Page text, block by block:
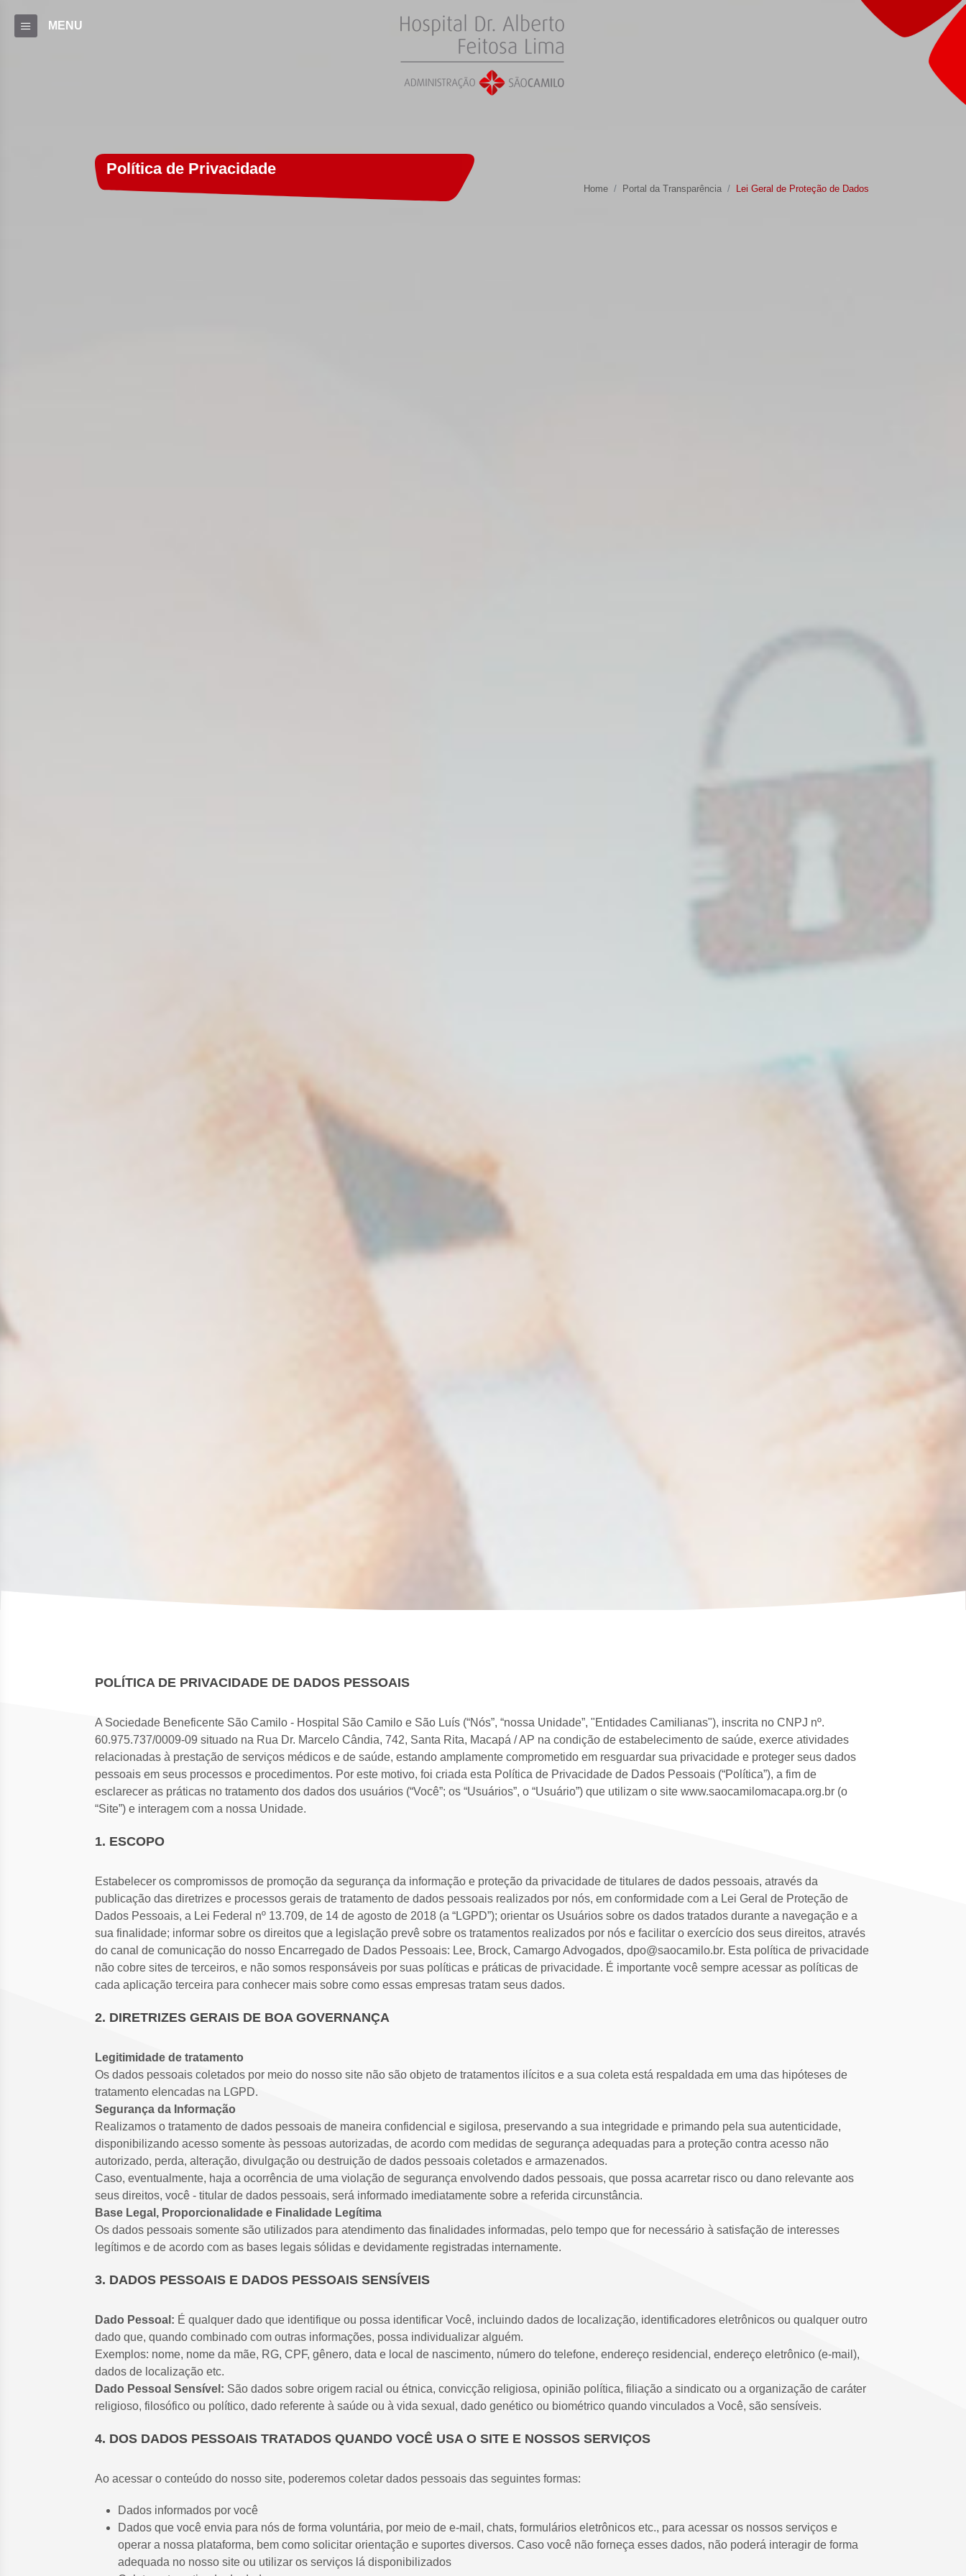
MENU
Política de Privacidade
Home Portal da Transparência Lei Geral de Proteção de Dados
POLÍTICA DE PRIVACIDADE DE DADOS PESSOAIS
A Sociedade Beneficente São Camilo - Hospital São Camilo e São Luís (“Nós”, “nossa Unidade”, "Entidades Camilianas"), inscrita no CNPJ nº.
60.975.737/0009-09 situado na Rua Dr. Marcelo Cândia, 742, Santa Rita, Macapá / AP na condição de estabelecimento de saúde, exerce atividades
relacionadas à prestação de serviços médicos e de saúde, estando amplamente comprometido em resguardar sua privacidade e proteger seus dados
pessoais em seus processos e procedimentos. Por este motivo, foi criada esta Política de Privacidade de Dados Pessoais (“Política”), a fim de
esclarecer as práticas no tratamento dos dados dos usuários (“Você”; os “Usuários”, o “Usuário”) que utilizam o site www.saocamilomacapa.org.br (o
“Site”) e interagem com a nossa Unidade.
1. ESCOPO
Estabelecer os compromissos de promoção da segurança da informação e proteção da privacidade de titulares de dados pessoais, através da
publicação das diretrizes e processos gerais de tratamento de dados pessoais realizados por nós, em conformidade com a Lei Geral de Proteção de
Dados Pessoais, a Lei Federal nº 13.709, de 14 de agosto de 2018 (a “LGPD”); orientar os Usuários sobre os dados tratados durante a navegação e a
sua finalidade; informar sobre os direitos que a legislação prevê sobre os tratamentos realizados por nós e facilitar o exercício dos seus direitos, através
do canal de comunicação do nosso Encarregado de Dados Pessoais: Lee, Brock, Camargo Advogados, dpo@saocamilo.br. Esta política de privacidade
não cobre sites de terceiros, e não somos responsáveis por suas políticas e práticas de privacidade. É importante você sempre acessar as políticas de
cada aplicação terceira para conhecer mais sobre como essas empresas tratam seus dados.
2. DIRETRIZES GERAIS DE BOA GOVERNANÇA
Legitimidade de tratamento
Os dados pessoais coletados por meio do nosso site não são objeto de tratamentos ilícitos e a sua coleta está respaldada em uma das hipóteses de
tratamento elencadas na LGPD.
Segurança da Informação
Realizamos o tratamento de dados pessoais de maneira confidencial e sigilosa, preservando a sua integridade e primando pela sua autenticidade,
disponibilizando acesso somente às pessoas autorizadas, de acordo com medidas de segurança adequadas para a proteção contra acesso não
autorizado, perda, alteração, divulgação ou destruição de dados pessoais coletados e armazenados.
Caso, eventualmente, haja a ocorrência de uma violação de segurança envolvendo dados pessoais, que possa acarretar risco ou dano relevante aos
seus direitos, você - titular de dados pessoais, será informado imediatamente sobre a referida circunstância.
Base Legal, Proporcionalidade e Finalidade Legítima
Os dados pessoais somente são utilizados para atendimento das finalidades informadas, pelo tempo que for necessário à satisfação de interesses
legítimos e de acordo com as bases legais sólidas e devidamente registradas internamente.
3. DADOS PESSOAIS E DADOS PESSOAIS SENSÍVEIS
Dado Pessoal: É qualquer dado que identifique ou possa identificar Você, incluindo dados de localização, identificadores eletrônicos ou qualquer outro
dado que, quando combinado com outras informações, possa individualizar alguém.
Exemplos: nome, nome da mãe, RG, CPF, gênero, data e local de nascimento, número do telefone, endereço residencial, endereço eletrônico (e-mail),
dados de localização etc.
Dado Pessoal Sensível: São dados sobre origem racial ou étnica, convicção religiosa, opinião política, filiação a sindicato ou a organização de caráter
religioso, filosófico ou político, dado referente à saúde ou à vida sexual, dado genético ou biométrico quando vinculados a Você, são sensíveis.
4. DOS DADOS PESSOAIS TRATADOS QUANDO VOCÊ USA O SITE E NOSSOS SERVIÇOS
Ao acessar o conteúdo do nosso site, poderemos coletar dados pessoais das seguintes formas:
Dados informados por você
Dados que você envia para nós de forma voluntária, por meio de e-mail, chats, formulários eletrônicos etc., para acessar os nossos serviços e
operar a nossa plataforma, bem como solicitar orientação e suportes diversos. Caso você não forneça esses dados, não poderá interagir de forma
adequada no nosso site ou utilizar os serviços lá disponibilizados